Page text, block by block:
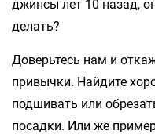
джинсы лет 10 назад,
делать?
Доверьтесь нам и
привычки. Найдите
подшивать или
посадки. Или же